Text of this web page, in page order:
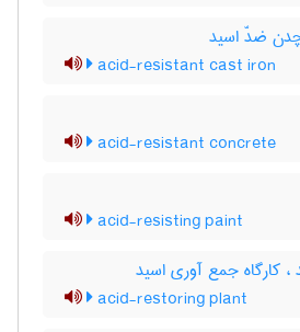
ضدّ اسید
acid-resistant cast iron
acid-resistant concrete
acid-resisting paint
، کارگاه جمع آوری اسید
acid-restoring plant